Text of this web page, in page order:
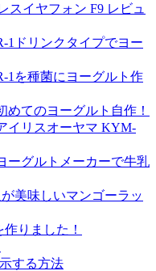
スイヤフォン F9 レビュ
1ドリンクタイプでヨー
1を種菌にヨーグルト作
めてのヨーグルト自作！
イリスオーヤマ KYM-
ーグルトメーカーで牛乳
美味しいマンゴーラッ
りました！
する方法